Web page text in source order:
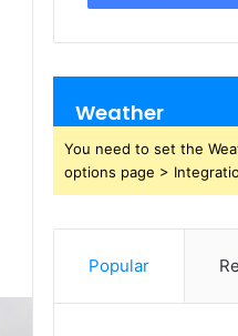
Weather
You need to set the
options page >
Popular